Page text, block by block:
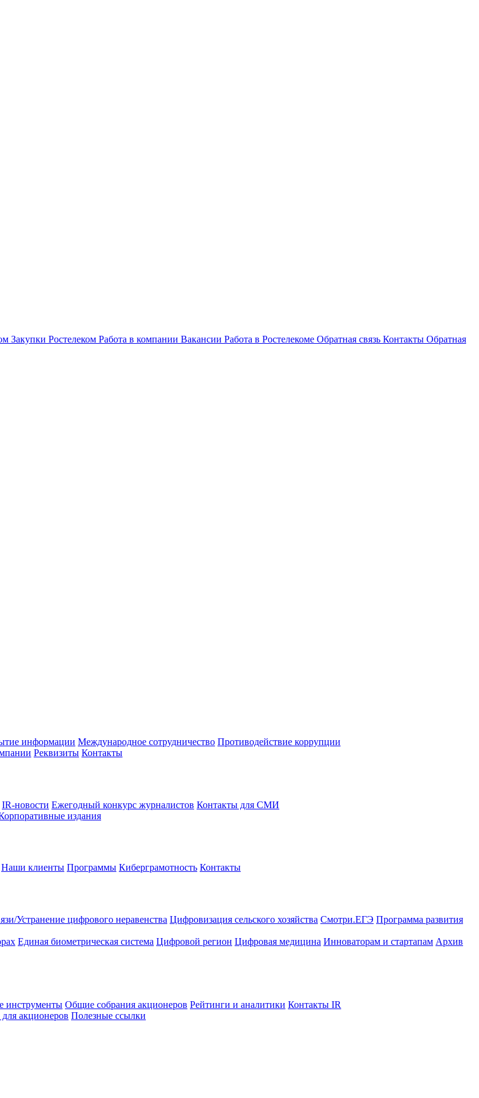
Закупки Ростелеком Работа в компании Вакансии Работа в Ростелекоме Обратная связь Контакты Обратная
информации Международное сотрудничество Противодействие коррупции
Реквизиты Контакты
IR-новости Ежегодный конкурс журналистов Контакты для СМИ
издания
Наши клиенты Программы Киберграмотность Контакты
Устранение цифрового неравенства Цифровизация сельского хозяйства Смотри.ЕГЭ Программа развития
Единая биометрическая система Цифровой регион Цифровая медицина Инноваторам и стартапам Архив
инструменты Общие собрания акционеров Рейтинги и аналитики Контакты IR
акционеров Полезные ссылки